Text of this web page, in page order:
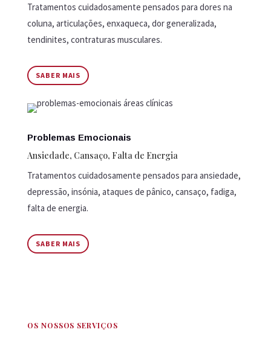
Tratamentos cuidadosamente pensados para dores na
coluna, articulações, enxaqueca, dor generalizada,
tendinites, contraturas musculares.
SABER MAIS
Problemas Emocionais
Ansiedade, Cansaço, Falta de Energia
Tratamentos cuidadosamente pensados para ansiedade,
depressão, insónia, ataques de pânico, cansaço, fadiga,
falta de energia.
SABER MAIS
OS NOSSOS SERVIÇOS